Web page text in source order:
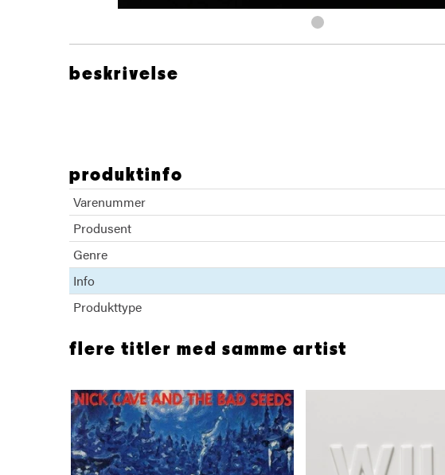
beskrivelse
produktinfo
Varenummer
Produsent
Genre
Info
Produkttype
flere titler med samme artist